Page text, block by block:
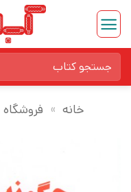
Skip
content
برای:
خانه » فروشگاه